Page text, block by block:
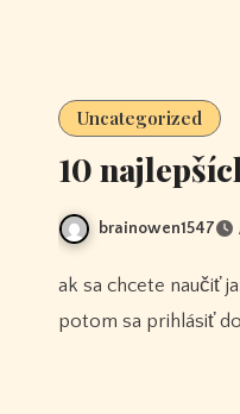
Uncategorized
10
brainowen1547
ak sa chcete naučiť jazdiť na motorke, navštevovať motorkársku trénerskú školu alebo školiace stredisko a
potom sa prihlásiť